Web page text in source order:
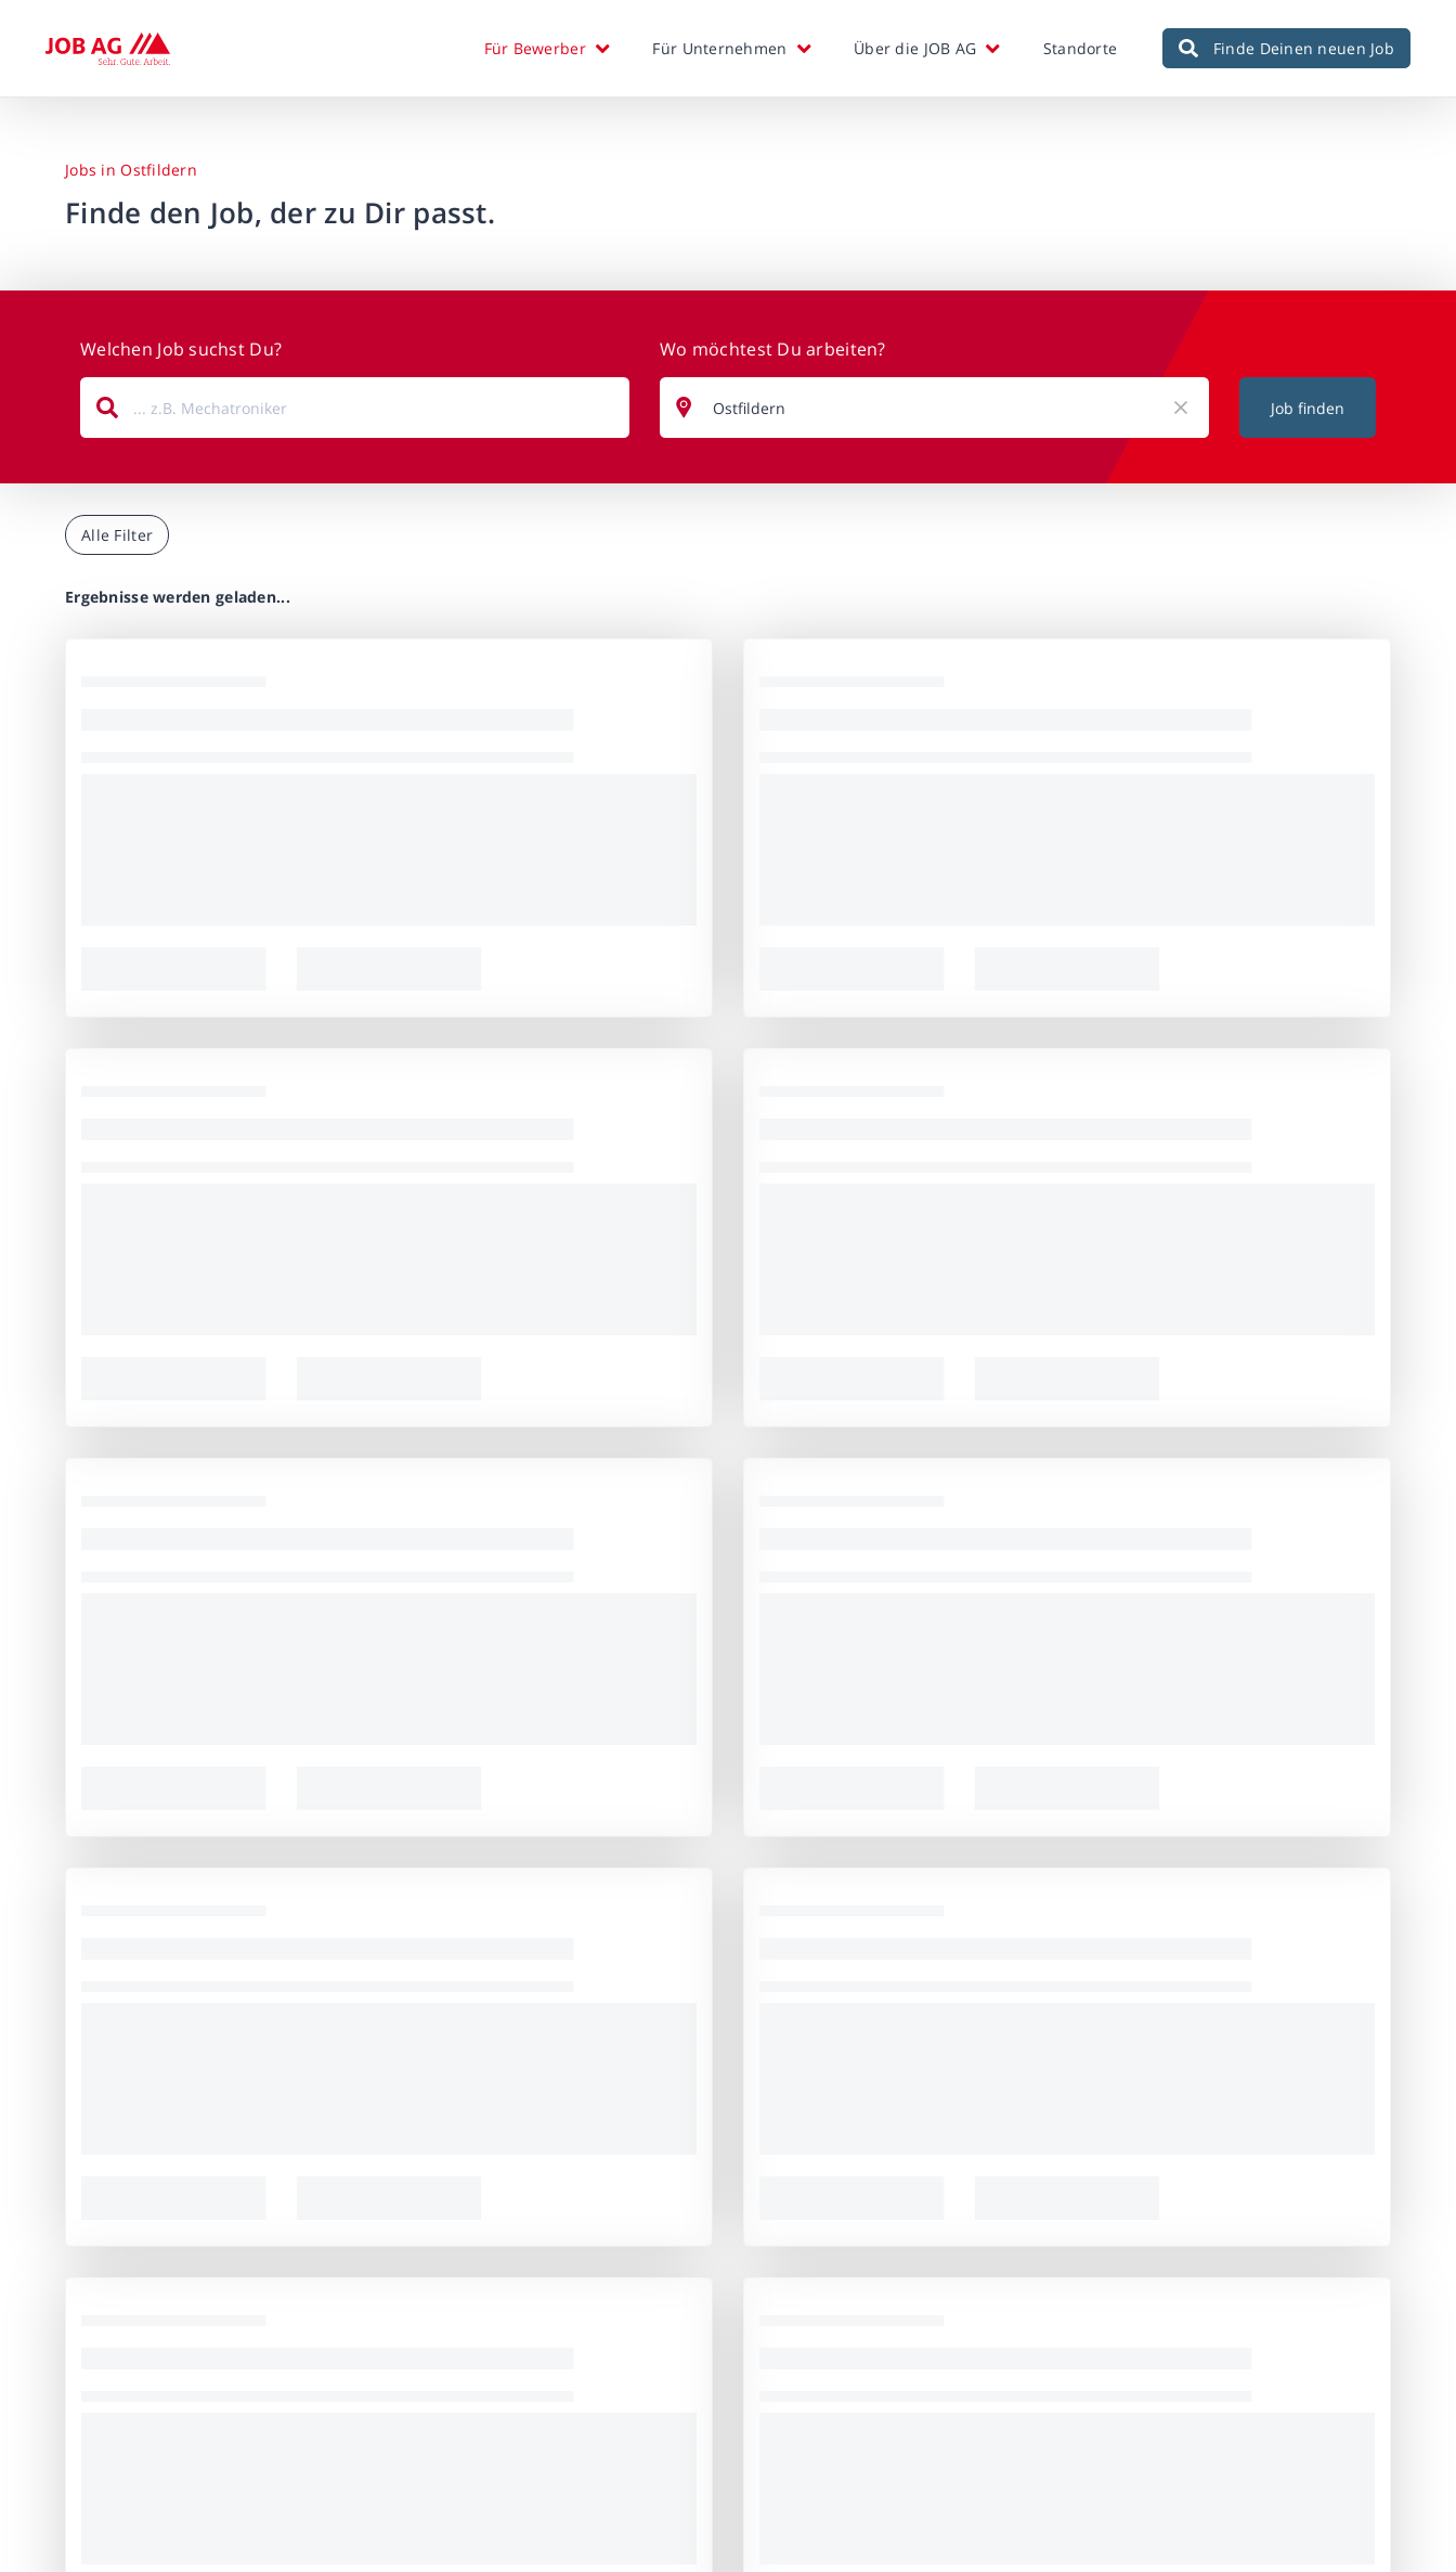
Für Bewerber Für Unternehmen Über die JOB AG Standorte Finde Deinen neuen Job
Jobs in Ostfildern
Finde den Job, der zu Dir passt.
Welchen Job suchst Du? Wo möchtest Du arbeiten?
Job finden
Alle Filter
Ergebnisse werden geladen...